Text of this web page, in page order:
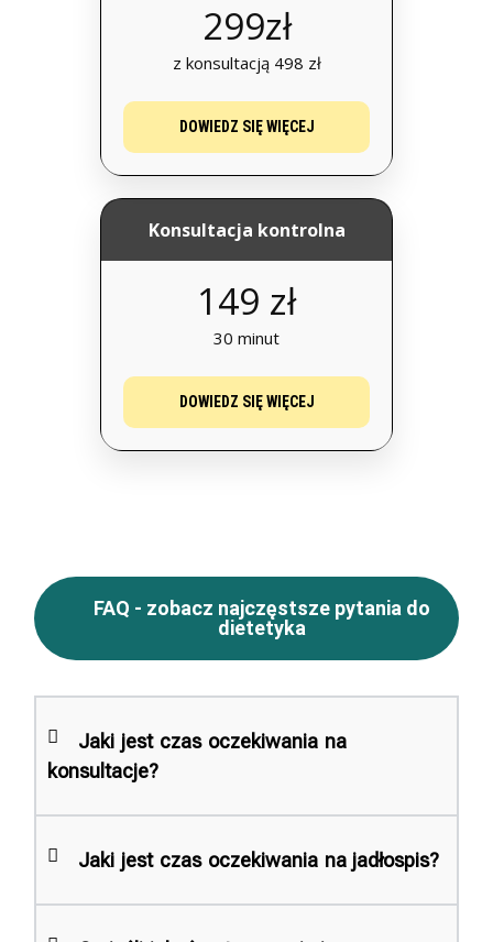
299zł
z konsultacją 498 zł
DOWIEDZ SIĘ WIĘCEJ
Konsultacja kontrolna
149 zł
30 minut
DOWIEDZ SIĘ WIĘCEJ
FAQ - zobacz najczęstsze pytania do
dietetyka
Jaki jest czas oczekiwania na
konsultacje?
Jaki jest czas oczekiwania na jadłospis?